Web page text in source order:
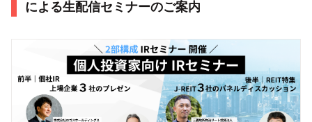
による生配信セミナーのご案内